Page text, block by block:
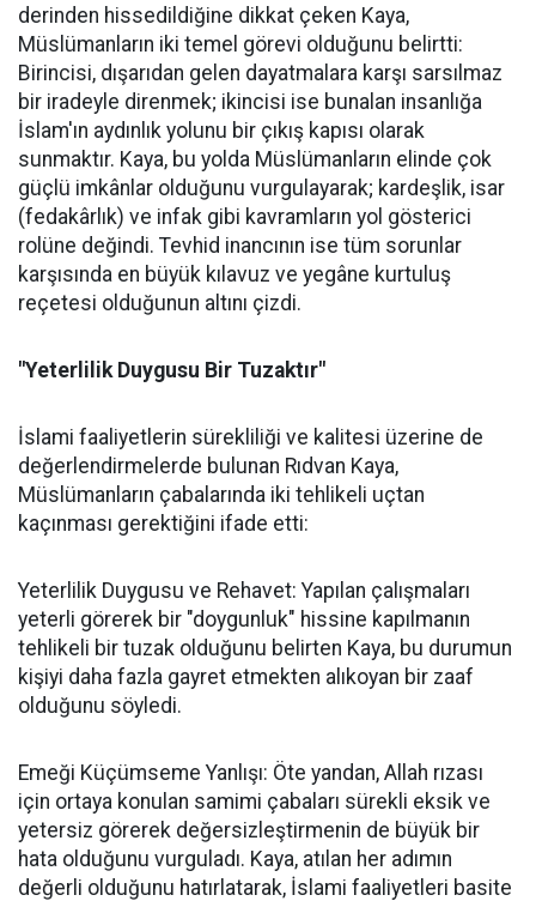
derinden hissedildiğine dikkat çeken Kaya,
Müslümanların iki temel görevi olduğunu belirtti:
Birincisi, dışarıdan gelen dayatmalara karşı sarsılmaz
bir iradeyle direnmek; ikincisi ise bunalan insanlığa
İslam'ın aydınlık yolunu bir çıkış kapısı olarak
sunmaktır. Kaya, bu yolda Müslümanların elinde çok
güçlü imkânlar olduğunu vurgulayarak; kardeşlik, isar
(fedakârlık) ve infak gibi kavramların yol gösterici
rolüne değindi. Tevhid inancının ise tüm sorunlar
karşısında en büyük kılavuz ve yegâne kurtuluş
reçetesi olduğunun altını çizdi.
"Yeterlilik Duygusu Bir Tuzaktır"
İslami faaliyetlerin sürekliliği ve kalitesi üzerine de
değerlendirmelerde bulunan Rıdvan Kaya,
Müslümanların çabalarında iki tehlikeli uçtan
kaçınması gerektiğini ifade etti:
Yeterlilik Duygusu ve Rehavet: Yapılan çalışmaları
yeterli görerek bir "doygunluk" hissine kapılmanın
tehlikeli bir tuzak olduğunu belirten Kaya, bu durumun
kişiyi daha fazla gayret etmekten alıkoyan bir zaaf
olduğunu söyledi.
Emeği Küçümseme Yanlışı: Öte yandan, Allah rızası
için ortaya konulan samimi çabaları sürekli eksik ve
yetersiz görerek değersizleştirmenin de büyük bir
hata olduğunu vurguladı. Kaya, atılan her adımın
değerli olduğunu hatırlatarak, İslami faaliyetleri basite